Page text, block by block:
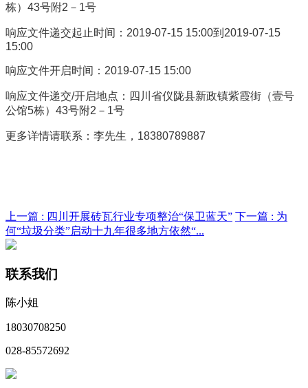
栋）43号附2－1号
响应文件递交起止时间：2019-07-15 15:00到2019-07-15
15:00
响应文件开启时间：2019-07-15 15:00
响应文件递交/开启地点：四川省仪陇县新政镇紫霞街（壹号
公馆5栋）43号附2－1号
更多详情请联系：李先生，18380789887
上一篇 : 四川开展砖瓦行业专项整治“保卫蓝天” 下一篇 : 为
何“垃圾分类”启动十九年很多地方依然“...
联系我们
陈小姐
18030708250
028-85572692